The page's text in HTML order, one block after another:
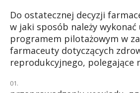
Do ostatecznej decyzji
w jaki sposób należy wykonać
programem pilotażowym w
farmaceuty dotyczących
reprodukcyjnego, polegające